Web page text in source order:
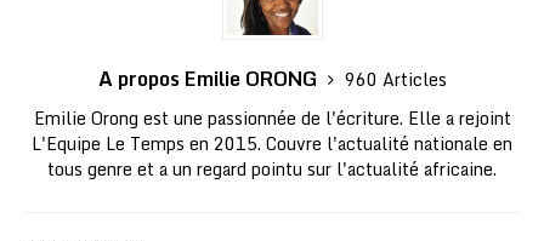
A propos Emilie ORONG
960 Articles
Emilie Orong est une passionnée de l'écriture. Elle a rejoint
L'Equipe Le Temps en 2015. Couvre l'actualité nationale en
tous genre et a un regard pointu sur l'actualité africaine.